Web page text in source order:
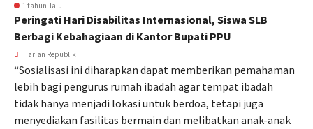
1 tahun lalu
Peringati Hari Disabilitas Internasional, Siswa SLB
Berbagi Kebahagiaan di Kantor Bupati PPU
Harian Republik
“Sosialisasi ini diharapkan dapat memberikan pemahaman
lebih bagi pengurus rumah ibadah agar tempat ibadah
tidak hanya menjadi lokasi untuk berdoa, tetapi juga
menyediakan fasilitas bermain dan melibatkan anak-anak